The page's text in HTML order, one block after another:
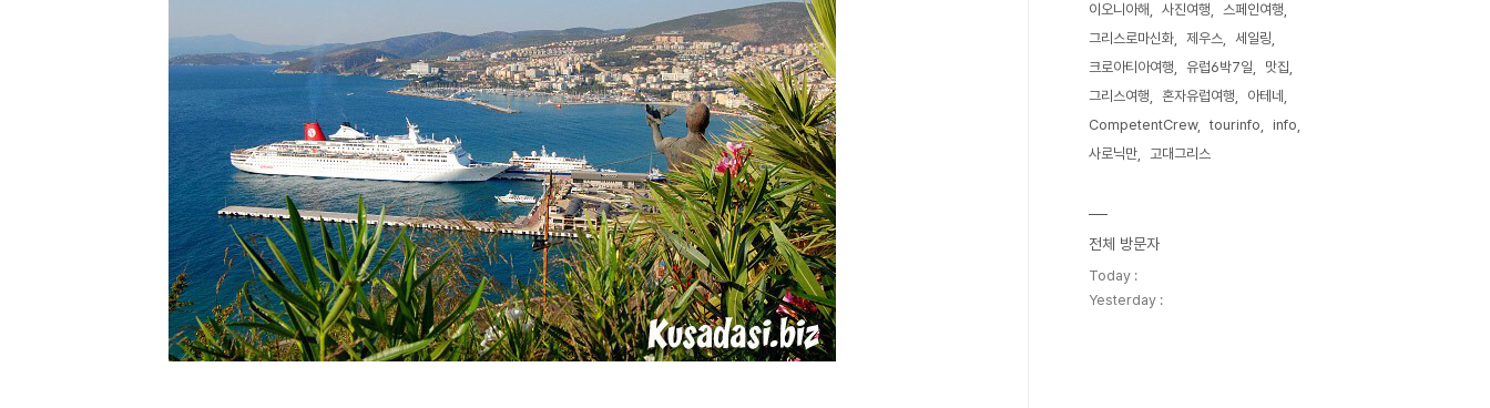
이오니아해
사진여행
스페인여행
그리스로마신화
제우스
세일링
크로아티아여행
유럽6박7일
맛집
그리스여행
혼자유럽여행
아테네
CompetentCrew
tourinfo
info
사로닉만
고대그리스
전체 방문자
Today :
Yesterday :